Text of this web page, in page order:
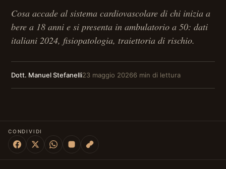
Cosa accade al sistema cardiovascolare di chi inizia a
bere a 18 anni e si presenta in ambulatorio a 50: dati
italiani 2024, fisiopatologia, traiettoria di rischio.
Dott. Manuel Stefanelli23 maggio 20266 min di lettura
CONDIVIDI